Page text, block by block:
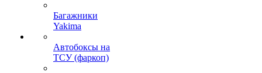
Багажники
Yakima
Автобоксы на
ТСУ (фаркоп)